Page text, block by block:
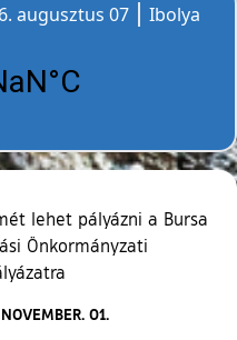
augusztus 07
Ibolya
lehet pályázni a Bursa
Önkormányzati
01.